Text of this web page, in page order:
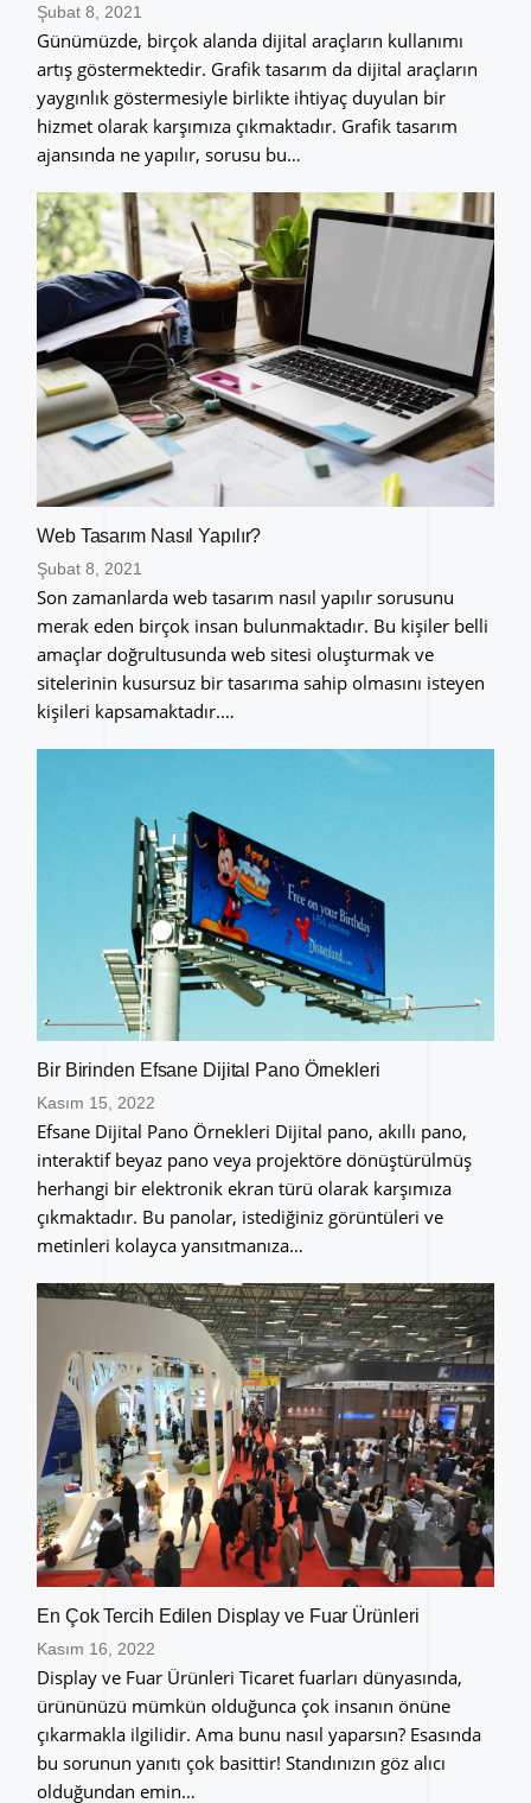
Şubat 8, 2021
Günümüzde, birçok alanda dijital araçların kullanımı
artış göstermektedir. Grafik tasarım da dijital araçların
yaygınlık göstermesiyle birlikte ihtiyaç duyulan bir
hizmet olarak karşımıza çıkmaktadır. Grafik tasarım
ajansında ne yapılır, sorusu bu…
Web Tasarım Nasıl Yapılır?
Şubat 8, 2021
Son zamanlarda web tasarım nasıl yapılır sorusunu
merak eden birçok insan bulunmaktadır. Bu kişiler belli
amaçlar doğrultusunda web sitesi oluşturmak ve
sitelerinin kusursuz bir tasarıma sahip olmasını isteyen
kişileri kapsamaktadır.…
Bir Birinden Efsane Dijital Pano Örnekleri
Kasım 15, 2022
Efsane Dijital Pano Örnekleri Dijital pano, akıllı pano,
interaktif beyaz pano veya projektöre dönüştürülmüş
herhangi bir elektronik ekran türü olarak karşımıza
çıkmaktadır. Bu panolar, istediğiniz görüntüleri ve
metinleri kolayca yansıtmanıza…
En Çok Tercih Edilen Display ve Fuar Ürünleri
Kasım 16, 2022
Display ve Fuar Ürünleri Ticaret fuarları dünyasında,
ürününüzü mümkün olduğunca çok insanın önüne
çıkarmakla ilgilidir. Ama bunu nasıl yaparsın? Esasında
bu sorunun yanıtı çok basittir! Standınızın göz alıcı
olduğundan emin…